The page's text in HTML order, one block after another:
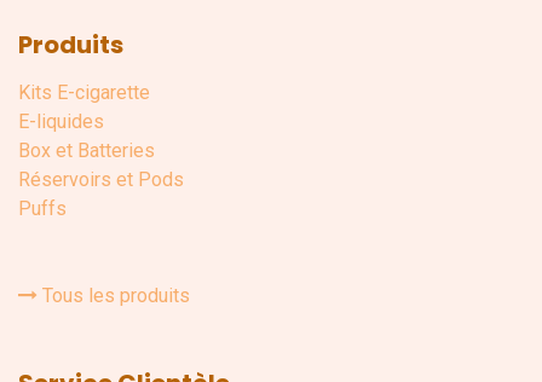
Produits
Kits E-cigarette
E-liquides
Box et Batteries
Réservoirs et Pods
Puffs
Tous les produits